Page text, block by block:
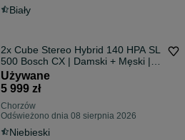
Biały
2x Cube Stereo Hybrid 140 HPA SL
500 Bosch CX | Damski + Męski |
Nyon | 500Wh | rower elektryczny
Używane
5 999 zł
Chorzów
Odświeżono dnia 08 sierpnia 2026
Niebieski